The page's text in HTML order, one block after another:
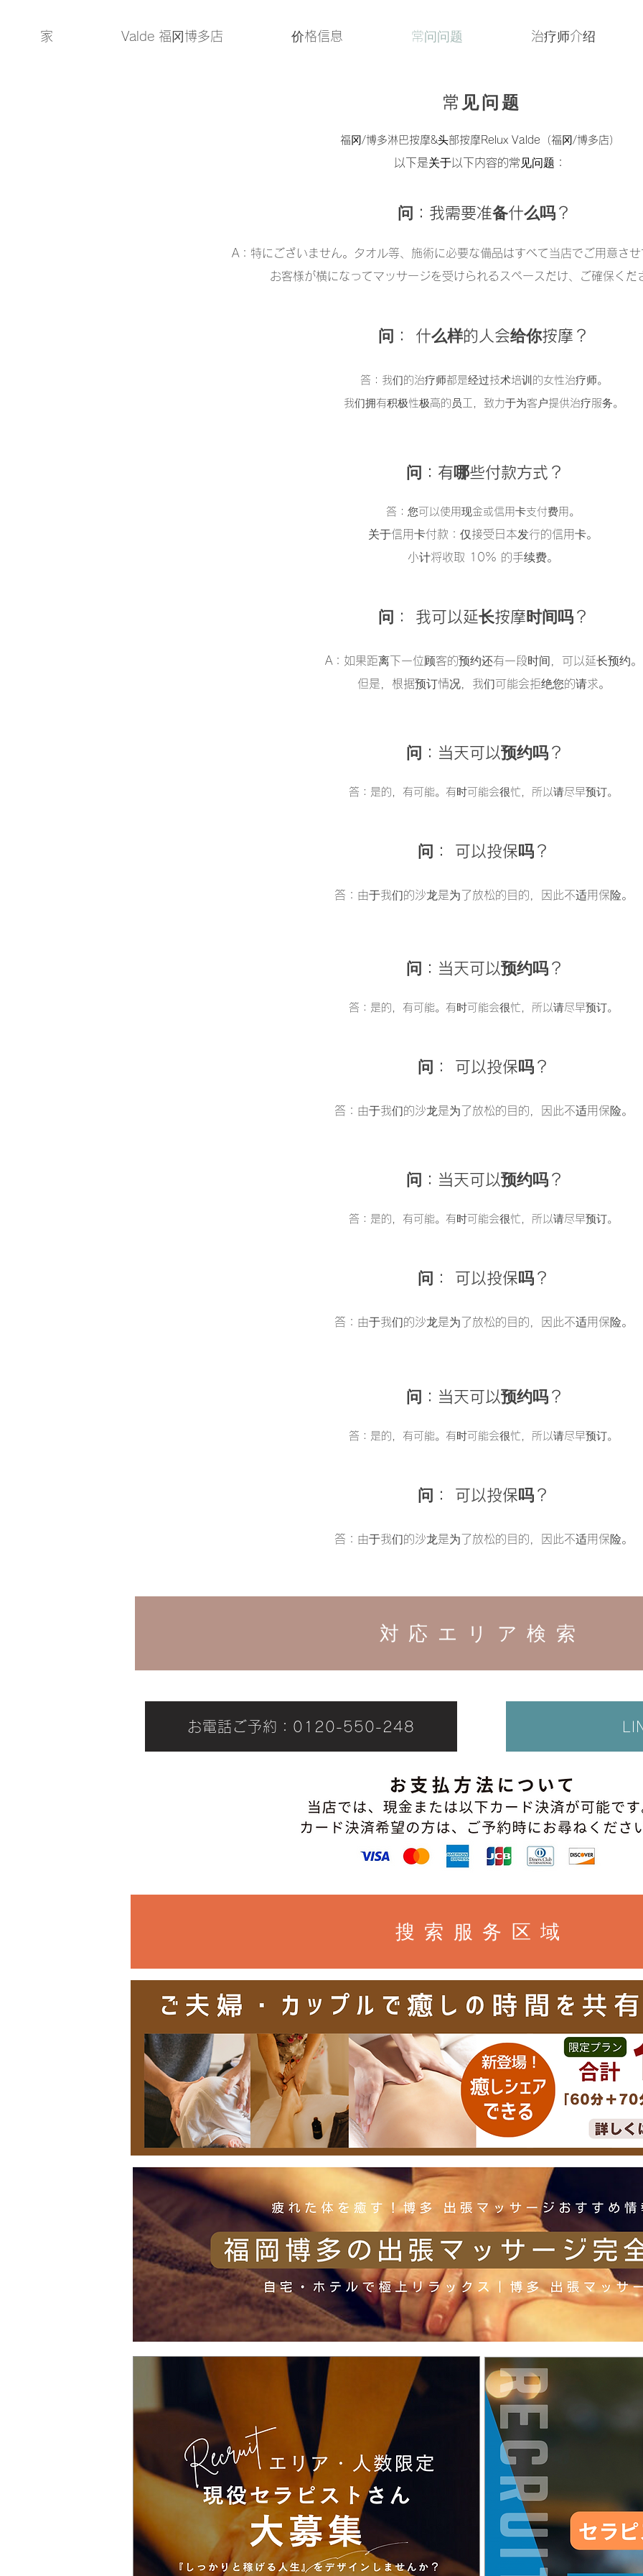
家 Valde 福冈博多店 价格信息 常问问题 治疗师介绍
常见问题
福冈/博多淋巴按摩&头部按摩Relux Valde（福冈/博多店）
以下是关于以下内容的常见问题：
问：我需要准备什么吗？
A：特にございません。タオル等、施術に必要な備品はすべて当店でご用意させ
お客様が横になってマッサージを受けられるスペースだけ、ご確保くだ
问： 什么样的人会给你按摩？
答： 我们的治疗师都是经过技术培训的女性治疗师。
我们拥有积极性极高的员工，致力于为客户提供治疗服务。
问：有哪些付款方式？
答：您可以使用现金或信用卡支付费用。
关于信用卡付款：仅接受日本发行的信用卡。
小计将收取 10% 的手续费。
问： 我可以延长按摩时间吗？
A：如果距离下一位顾客的预约还有一段时间，可以延长预约。
但是，根据预订情况，我们可能会拒绝您的请求。
问：当天可以预约吗？
答：是的，有可能。有时可能会很忙，所以请尽早预订。
问： 可以投保吗？
答：由于我们的沙龙是为了放松的目的，因此不适用保险。
问：当天可以预约吗？
答：是的，有可能。有时可能会很忙，所以请尽早预订。
问： 可以投保吗？
答：由于我们的沙龙是为了放松的目的，因此不适用保险。
问：当天可以预约吗？
答：是的，有可能。有时可能会很忙，所以请尽早预订。
问： 可以投保吗？
答：由于我们的沙龙是为了放松的目的，因此不适用保险。
问：当天可以预约吗？
答：是的，有可能。有时可能会很忙，所以请尽早预订。
问： 可以投保吗？
答：由于我们的沙龙是为了放松的目的，因此不适用保险。
対応エリア検索
お電話ご予約：0120-550-248
搜索服务区域